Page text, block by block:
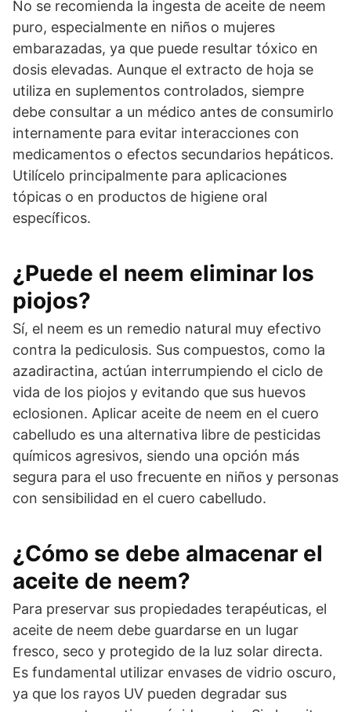
No se recomienda la ingesta de aceite de neem
puro, especialmente en niños o mujeres
embarazadas, ya que puede resultar tóxico en
dosis elevadas. Aunque el extracto de hoja se
utiliza en suplementos controlados, siempre
debe consultar a un médico antes de consumirlo
internamente para evitar interacciones con
medicamentos o efectos secundarios hepáticos.
Utilícelo principalmente para aplicaciones
tópicas o en productos de higiene oral
específicos.
¿Puede el neem eliminar los
piojos?
Sí, el neem es un remedio natural muy efectivo
contra la pediculosis. Sus compuestos, como la
azadiractina, actúan interrumpiendo el ciclo de
vida de los piojos y evitando que sus huevos
eclosionen. Aplicar aceite de neem en el cuero
cabelludo es una alternativa libre de pesticidas
químicos agresivos, siendo una opción más
segura para el uso frecuente en niños y personas
con sensibilidad en el cuero cabelludo.
¿Cómo se debe almacenar el
aceite de neem?
Para preservar sus propiedades terapéuticas, el
aceite de neem debe guardarse en un lugar
fresco, seco y protegido de la luz solar directa.
Es fundamental utilizar envases de vidrio oscuro,
ya que los rayos UV pueden degradar sus